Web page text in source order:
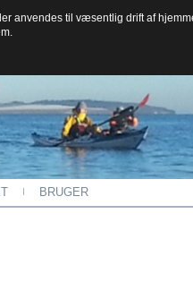
BRUGER
anvendes til væsentlig drift af